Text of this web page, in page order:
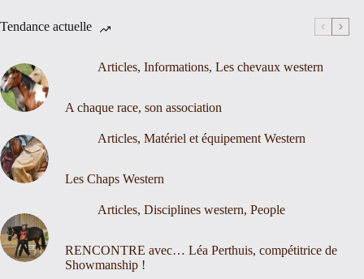
Tendance actuelle
Articles, Informations, Les chevaux western
A chaque race, son association
Articles, Matériel et équipement Western
Les Chaps Western
Articles, Disciplines western, People
RENCONTRE avec… Léa Perthuis, compétitrice de
Showmanship !